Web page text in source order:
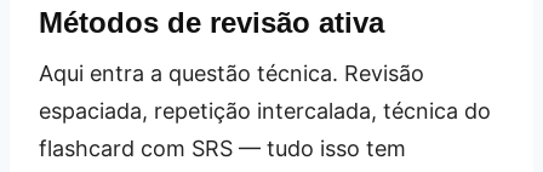
Métodos de revisão ativa
Aqui entra a questão técnica. Revisão
espaciada, repetição intercalada, técnica do
flashcard com SRS — tudo isso tem